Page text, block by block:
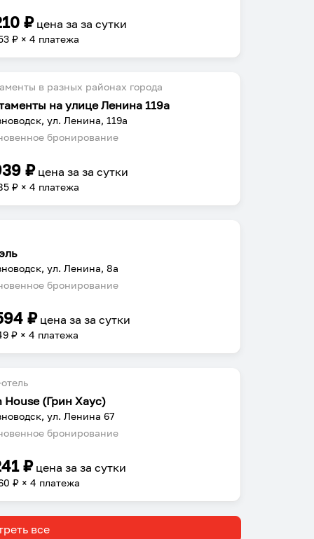
₽ цена заза сутки
₽ × 4 платежа
в разных районах города
на улице Ленина 119а
ул. Ленина, 119а
бронирование
₽ цена заза сутки
₽ × 4 платежа
ул. Ленина, 8а
бронирование
₽ цена заза сутки
₽ × 4 платежа
House (Грин Хаус)
ул. Ленина 67
бронирование
₽ цена заза сутки
₽ × 4 платежа
все